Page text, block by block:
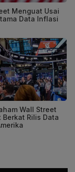
Menguat Usai
Data Inflasi
Wall Street
Berkat Rilis Data